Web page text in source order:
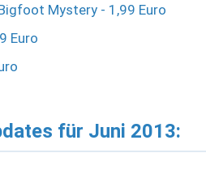
Mystery - 1,99 Euro
Euro
für Juni 2013: